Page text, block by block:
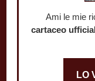
Ami le mie
cartaceo
LO